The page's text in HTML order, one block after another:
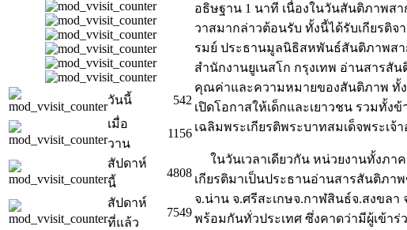
วันนี้
542
เมื่อ
วาน
1156
สัปดาห์
นี้
4808
สัปดาห์
ที่แล้ว
7549
อธิษฐาน 1 นาที เนื่องในวันสันติภาพสา
วาสมากล่าวต้อนรับ ทั้งนี้ได้รับเกียรติ
รมย์ ประธานมูลนิธิสหพันธ์สันติภาพสา
สำนักงานยูเนสโก กรุงเทพ อ่านสารสั
คุณค่าและความหมายของสันติภาพ ทั้ง
เปิดโอกาสให้เด็กและเยาวชน รวมทั้
เฉลิมพระเกียรติพระบาทสมเด็จพระเ
ในวันเวลาเดียวกัน หน่วยงานทั้งภา
เกียรติมาเป็นประธานอ่านสารสันติภา
จ.น่าน จ.ศรีสะเกษจ.กาฬสินธ์จ.สงขลา
พร้อมกันทั่วประเทศ ซึ่งคาดว่ามีผู้เข้า